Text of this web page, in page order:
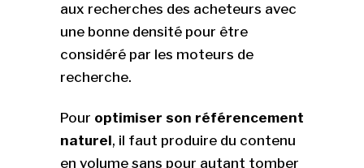
aux recherches des acheteurs avec
une bonne densité pour être
considéré par les moteurs de
recherche.
Pour optimiser son référencement
naturel, il faut produire du contenu
en volume sans pour autant tomber